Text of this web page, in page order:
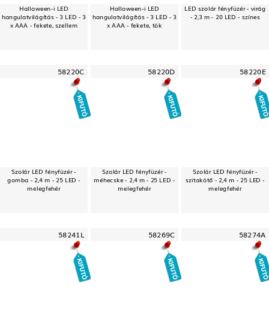
Halloween-i LED
hangulatvilágítás - 3 LED - 3
x AAA - fekete, szellem
Halloween-i LED
hangulatvilágítás - 3 LED - 3
x AAA - fekete, tök
LED szolár fényfüzér - virág
- 2,3 m - 20 LED - színes
58220C
Szolár LED fényfüzér -
gomba - 2,4 m - 25 LED -
melegfehér
58220D
Szolár LED fényfüzér -
méhecske - 2,4 m - 25 LED -
melegfehér
58220E
Szolár LED fényfüzér -
szitakötő - 2,4 m - 25 LED -
melegfehér
58241L 58269C 58274A